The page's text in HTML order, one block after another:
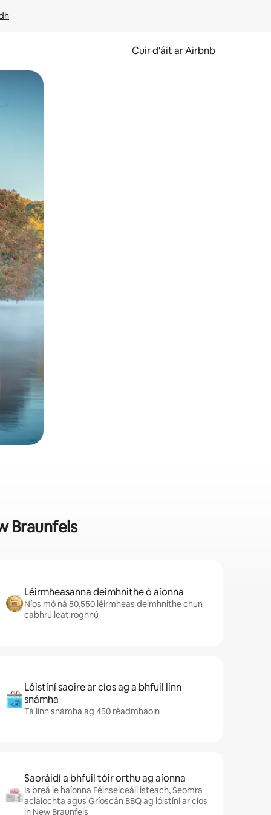
Cuir d'áit ar Airbnb
Braunfels
Léirmheasanna deimhnithe ó aíonna
Níos mó ná 50,550 léirmheas deimhnithe chun
cabhrú leat roghnú
Lóistíní saoire ar cíos ag a bhfuil linn
snámha
Tá linn snámha ag 450 réadmhaoin
Saoráidí a bhfuil tóir orthu ag aíonna
Is breá le haíonna Féinseiceáil isteach, Seomra
aclaíochta agus Gríoscán BBQ ag lóistíní ar cíos
in New Braunfels